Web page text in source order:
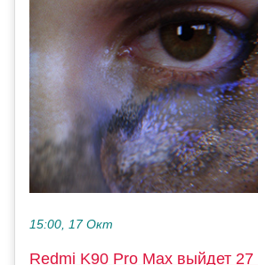
15:00, 17 Окт
Redmi K90 Pro Max выйдет 27